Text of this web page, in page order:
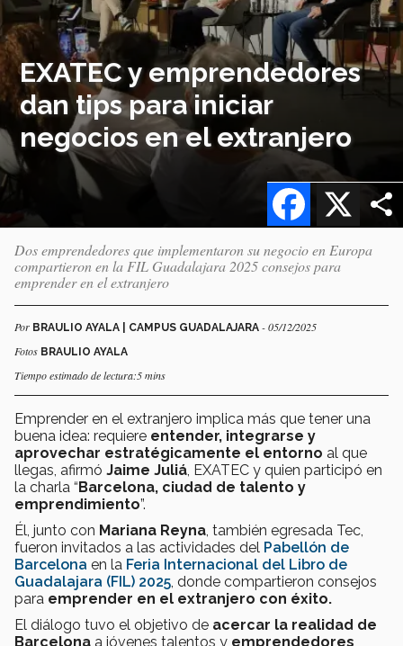
EXATEC y emprendedores
dan tips para iniciar
negocios en el extranjero
X
Facebook
Dos emprendedores que implementaron su negocio en Europa
compartieron en la FIL Guadalajara 2025 consejos para
emprender en el extranjero
Por BRAULIO AYALA | CAMPUS GUADALAJARA - 05/12/2025
Fotos BRAULIO AYALA
Tiempo estimado de lectura:5 mins
Emprender en el extranjero implica más que tener una
buena idea: requiere entender, integrarse y
aprovechar estratégicamente el entorno al que
llegas, afirmó Jaime Juliá , EXATEC y quien participó en
la charla “Barcelona, ciudad de talento y
emprendimiento”.
Él, junto con Mariana Reyna , también egresada Tec,
fueron invitados a las actividades del Pabellón de
Barcelona en la Feria Internacional del Libro de
Guadalajara (FIL) 2025 , donde compartieron consejos
para emprender en el extranjero con éxito.
El diálogo tuvo el objetivo de acercar la realidad de
Barcelona a jóvenes talentos y emprendedores